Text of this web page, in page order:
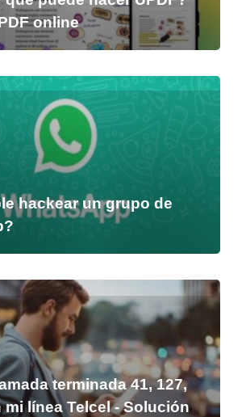
online
hackear un grupo de
terminada 41, 127,
mi línea Telcel - Solución